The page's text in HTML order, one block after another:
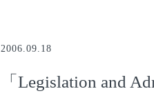
2006.09.18
「Legislation and